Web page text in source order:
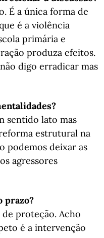
É a única forma de
é a violência
primária e
produza efeitos.
digo erradicar mas
sentido lato mas
estrutural na
podemos deixar as
agressores
prazo?
proteção. Acho
é a intervenção